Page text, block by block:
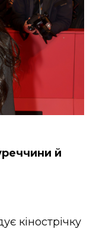
й
кінострічку